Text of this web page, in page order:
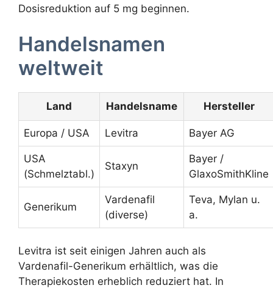
Dosisreduktion auf 5 mg beginnen.
Handelsnamen
weltweit
Land Handelsname Hersteller
Europa / USA Levitra Bayer AG
USA
(Schmelztabl.)
Staxyn
Bayer /
GlaxoSmithKline
Generikum
Vardenafil
(diverse)
Teva, Mylan u.
a.
Levitra ist seit einigen Jahren auch als
Vardenafil-Generikum erhältlich, was die
Therapiekosten erheblich reduziert hat. In